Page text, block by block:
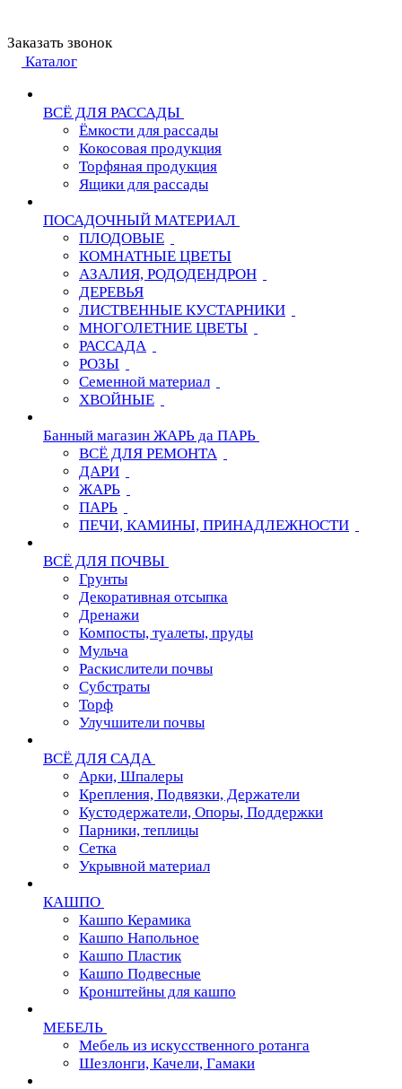
Заказать звонок
Каталог
ВСЁ ДЛЯ РАССАДЫ
Ёмкости для рассады
Кокосовая продукция
Торфяная продукция
Ящики для рассады
ПОСАДОЧНЫЙ МАТЕРИАЛ
ПЛОДОВЫЕ
КОМНАТНЫЕ ЦВЕТЫ
АЗАЛИЯ, РОДОДЕНДРОН
ДЕРЕВЬЯ
ЛИСТВЕННЫЕ КУСТАРНИКИ
МНОГОЛЕТНИЕ ЦВЕТЫ
РАССАДА
РОЗЫ
Семенной материал
ХВОЙНЫЕ
Банный магазин ЖАРЬ да ПАРЬ
ВСЁ ДЛЯ РЕМОНТА
ДАРИ
ЖАРЬ
ПАРЬ
ПЕЧИ, КАМИНЫ, ПРИНАДЛЕЖНОСТИ
ВСЁ ДЛЯ ПОЧВЫ
Грунты
Декоративная отсыпка
Дренажи
Компосты, туалеты, пруды
Мульча
Раскислители почвы
Субстраты
Торф
Улучшители почвы
ВСЁ ДЛЯ САДА
Арки, Шпалеры
Крепления, Подвязки, Держатели
Кустодержатели, Опоры, Поддержки
Парники, теплицы
Сетка
Укрывной материал
КАШПО
Кашпо Керамика
Кашпо Напольное
Кашпо Пластик
Кашпо Подвесные
Кронштейны для кашпо
МЕБЕЛЬ
Мебель из искусственного ротанга
Шезлонги, Качели, Гамаки